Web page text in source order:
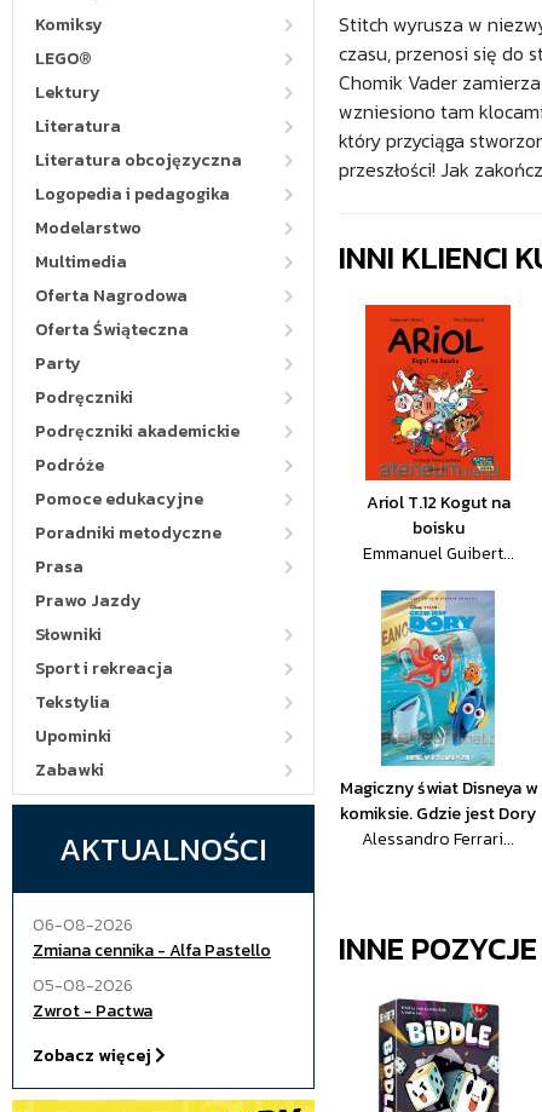
Komiksy
LEGO®
Lektury
Literatura
Literatura obcojęzyczna
Logopedia i pedagogika
Modelarstwo
Multimedia
Oferta Nagrodowa
Oferta Świąteczna
Party
Podręczniki
Podręczniki akademickie
Podróże
Pomoce edukacyjne
Poradniki metodyczne
Prasa
Prawo Jazdy
Słowniki
Sport i rekreacja
Tekstylia
Upominki
Zabawki
AKTUALNOŚCI
06-08-2026
Zmiana cennika - Alfa Pastello
05-08-2026
Zwrot - Pactwa
Zobacz więcej
Stitch wyrusza w
czasu, przenosi się do
Chomik Vader
wzniesiono tam
który przyciąga
przeszłości! Jak
INNI KLIENCI
Ariol T.12 Kogut na
boisku
Emmanuel Guibert...
Magiczny świat Disneya w
komiksie. Gdzie jest Dory
Alessandro Ferrari...
INNE